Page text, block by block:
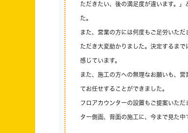
ただきたい、後の満足度が違います。
た。
また、営業の方には何度もご足労いた
ただき大変助かりました。決定するま
感じています。
また、施工の方への無理なお願いも、
てお任せすることができました。
フロアカウンターの設置もご提案いた
ター側面、背面の施工に、今まで見た中